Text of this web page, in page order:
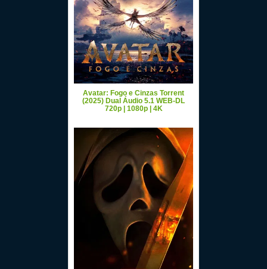
Avatar: Fogo e Cinzas Torrent
(2025) Dual Áudio 5.1 WEB-DL
720p | 1080p | 4K